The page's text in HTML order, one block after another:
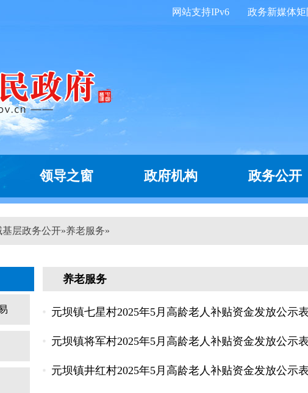
政务新媒体矩
网站支持IPv6
领导之窗 政府机构 政务公开
基层政务公开»养老服务»
养老服务
元坝镇七星村2025年5月高龄老人补贴资金发放公示表
元坝镇将军村2025年5月高龄老人补贴资金发放公示表
元坝镇井红村2025年5月高龄老人补贴资金发放公示表